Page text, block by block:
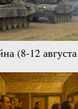
(8-12